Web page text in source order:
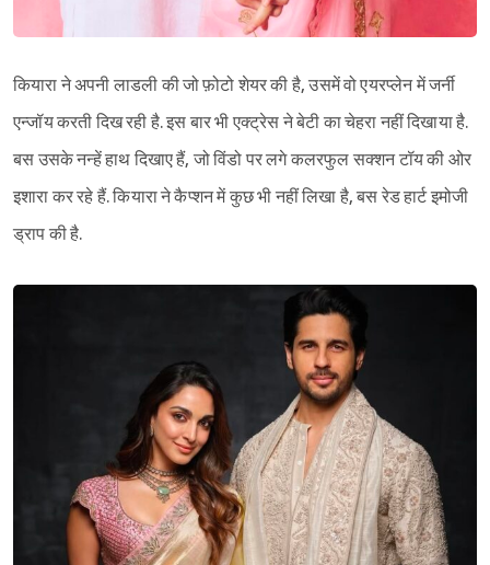
कियारा ने अपनी लाडली की जो फ़ोटो शेयर की है, उसमें वो एयरप्लेन में जर्नी
एन्जॉय करती दिख रही है. इस बार भी एक्ट्रेस ने बेटी का चेहरा नहीं दिखाया है.
बस उसके नन्हें हाथ दिखाए हैं, जो विंडो पर लगे कलरफुल सक्शन टॉय की ओर
इशारा कर रहे हैं. कियारा ने कैप्शन में कुछ भी नहीं लिखा है, बस रेड हार्ट इमोजी
ड्राप की है.